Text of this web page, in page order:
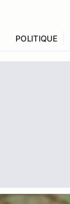
POLITIQUE